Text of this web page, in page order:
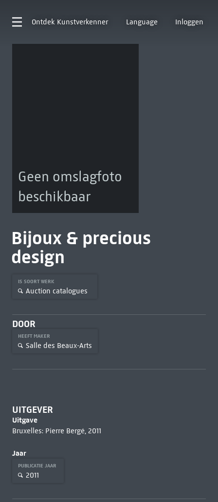
Ontdek Kunstverkenner Language Inloggen
Geen omslagfoto
beschikbaar
Bijoux & precious
design
IS SOORT WERK
Auction catalogues
DOOR
HEEFT MAKER
Salle des Beaux-Arts
UITGEVER
Uitgave
Bruxelles: Pierre Bergé, 2011
Jaar
PUBLICATIE JAAR
2011